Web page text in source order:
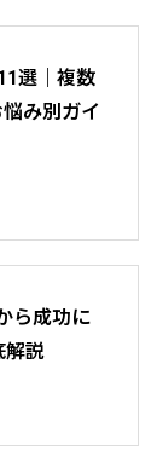
選｜複数
み別ガイ
ら成功に
解説